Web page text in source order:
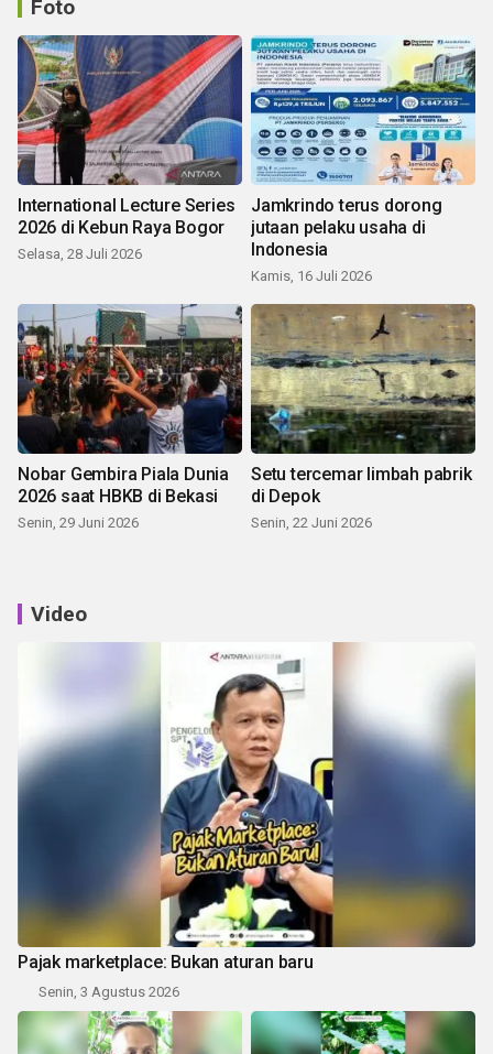
Foto
International Lecture Series
2026 di Kebun Raya Bogor
Selasa, 28 Juli 2026
Jamkrindo terus dorong
jutaan pelaku usaha di
Indonesia
Kamis, 16 Juli 2026
Nobar Gembira Piala Dunia
2026 saat HBKB di Bekasi
Senin, 29 Juni 2026
Setu tercemar limbah pabrik
di Depok
Senin, 22 Juni 2026
Video
Pajak marketplace: Bukan aturan baru
Senin, 3 Agustus 2026